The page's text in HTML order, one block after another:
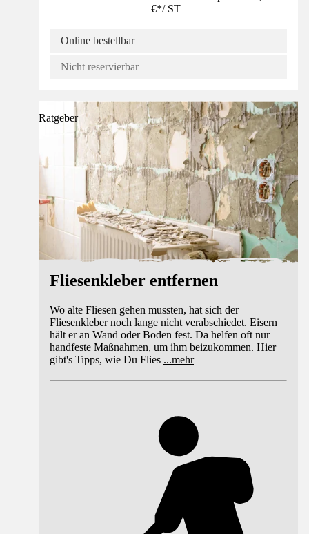
€*/ ST
Online bestellbar
Nicht reservierbar
Ratgeber
Fliesenkleber entfernen
Wo alte Fliesen gehen mussten, hat sich der
Fliesenkleber noch lange nicht verabschiedet. Eisern
hält er an Wand oder Boden fest. Da helfen oft nur
handfeste Maßnahmen, um ihm beizukommen. Hier
gibt's Tipps, wie Du Flies ...mehr